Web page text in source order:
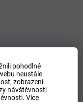
pohodlné
neustále
zobrazení
návštěvnosti
Více